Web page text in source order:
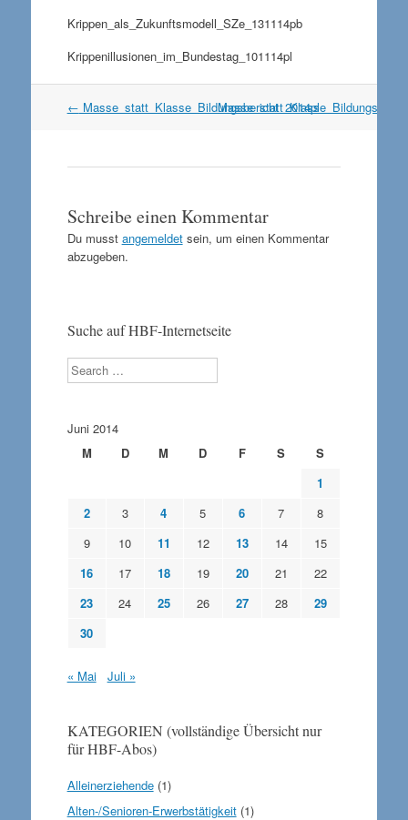
Krippen_als_Zukunftsmodell_SZe_131114pb
Krippenillusionen_im_Bundestag_101114pl
Artikel
← Masse_statt_Klasse_Bildungsbericht_2014pl
Schreibe einen Kommentar
Du musst angemeldetsein, um einen Kommentar
abzugeben.
Suche auf HBF-Internetseite
Search
Juni 2014
M
D M D F S
S
1
2
3 4 5 6 7
8
9
10 11 12 13 14
15
16
17 18 19 20 21
22
23
24 25 26 27 28
29
30
« Mai Juli »
KATEGORIEN (vollständige Übersicht nur
für HBF-Abos)
Alleinerziehende(1)
Alten-/Senioren-Erwerbstätigkeit(1)